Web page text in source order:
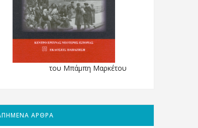
του Μπάμπη Μαρκέτου
ΑΡΘΡΑ